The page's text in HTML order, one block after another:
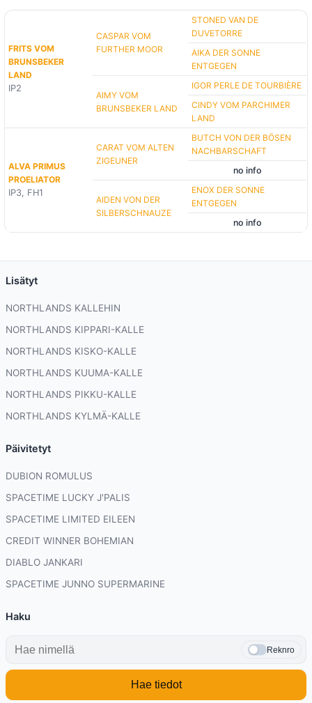
FRITS VOM
BRUNSBEKER
LAND
IP2
CASPAR VOM
FURTHER MOOR
STONED VAN DE
DUVETORRE
AIKA DER SONNE
ENTGEGEN
AIMY VOM
BRUNSBEKER LAND
IGOR PERLE DE TOURBIÈRE
CINDY VOM PARCHIMER
LAND
ALVA PRIMUS
PROELIATOR
IP3, FH1
CARAT VOM ALTEN
ZIGEUNER
BUTCH VON DER BÖSEN
NACHBARSCHAFT
no info
AIDEN VON DER
SILBERSCHNAUZE
ENOX DER SONNE
ENTGEGEN
no info
Lisätyt
NORTHLANDS KALLEHIN
NORTHLANDS KIPPARI-KALLE
NORTHLANDS KISKO-KALLE
NORTHLANDS KUUMA-KALLE
NORTHLANDS PIKKU-KALLE
NORTHLANDS KYLMÄ-KALLE
Päivitetyt
DUBION ROMULUS
SPACETIME LUCKY J'PALIS
SPACETIME LIMITED EILEEN
CREDIT WINNER BOHEMIAN
DIABLO JANKARI
SPACETIME JUNNO SUPERMARINE
Haku
Reknro
Hae tiedot